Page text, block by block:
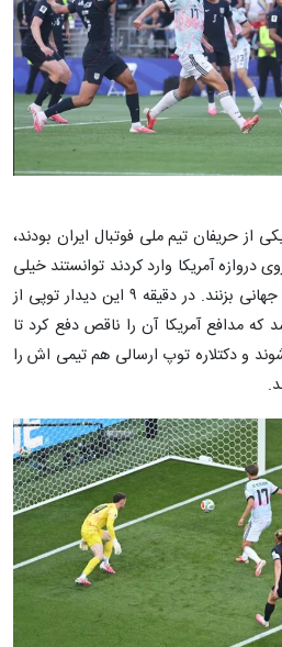
از حریفان تیم ملی فوتبال ایران بودند،
آمریکا وارد کردند توانستند خیلی
زود ضربه اول را به میزبان جام جهانی بزنند. در دقیقه ۹ این دیدار توپی از
مدافع آمریکا آن را ناقص دفع کرد تا
و دکتلاره توپ ارسالی هم تیمی اش را